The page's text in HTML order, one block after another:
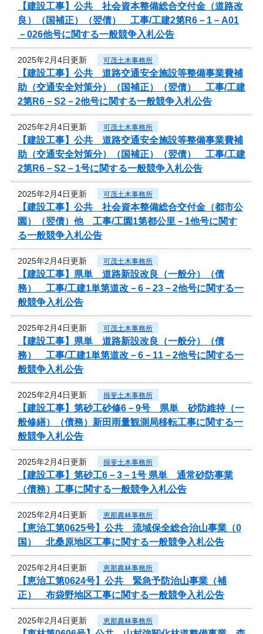
【建設工事】公共 社会資本整備総合交付金（道路改
良）（国補正）（翌債） 工事/工建2第R6－1－A01
－026他号に関する一般競争入札公告
2025年2月4日更新 可茂土木事務所
【建設工事】公共 道路交通安全施設等整備事業費補
助（交通安全対策分）（国補正）（翌債） 工事/工建
2第R6－S2－2他号に関する一般競争入札公告
2025年2月4日更新 可茂土木事務所
【建設工事】公共 道路交通安全施設等整備事業費補
助（交通安全対策分）（国補正）（翌債） 工事/工建
2第R6－S2－1号に関する一般競争入札公告
2025年2月4日更新 可茂土木事務所
【建設工事】公共 社会資本整備総合交付金（都市公
園）（翌債）他 工事/工園1第都公里－1他号に関す
る一般競争入札公告
2025年2月4日更新 可茂土木事務所
【建設工事】県単 道路新設改良（一般分）（債
務） 工事/工建1単第道改－6－23－2他号に関する一
般競争入札公告
2025年2月4日更新 可茂土木事務所
【建設工事】県単 道路新設改良（一般分）（債
務） 工事/工建1単第道改－6－11－2他号に関する一
般競争入札公告
2025年2月4日更新 揖斐土木事務所
【建設工事】第砂工砂修6－9号 県単 砂防維持（一
般修繕）（債務）新田雨量観測局移転工事に関する一
般競争入札公告
2025年2月4日更新 揖斐土木事務所
【建設工事】第砂工6－3－1号 県単 通常砂防事業
（債務）工事に関する一般競争入札公告
2025年2月4日更新 恵那農林事務所
【恵治工第0625号】公共 流域保全総合治山事業（0
国） 北桑原地区工事に関する一般競争入札公告
2025年2月4日更新 恵那農林事務所
【恵治工第0624号】公共 緊急予防治山事業（補
正） 布袋野地区工事に関する一般競争入札公告
2025年2月4日更新 恵那農林事務所